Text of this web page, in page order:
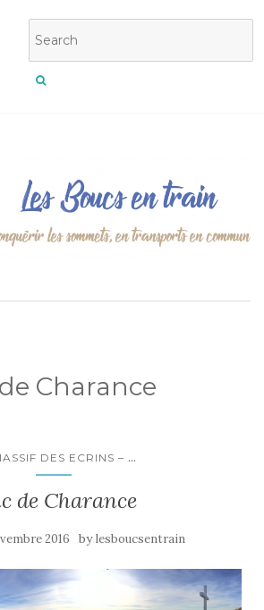
LA NAVIGATION
Charance
DES ECRINS – ...
de Charance
2016 bylesboucsentrain